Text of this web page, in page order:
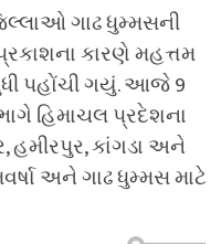
ગાઢ ધુમ્મસની
કારણે મહત્તમ
પહોંચી ગયું. આજે 9
હિમાચલ પ્રદેશના
હમીરપુર, કાંગડા અને
અને ગાઢ ધુમ્મસ માટે